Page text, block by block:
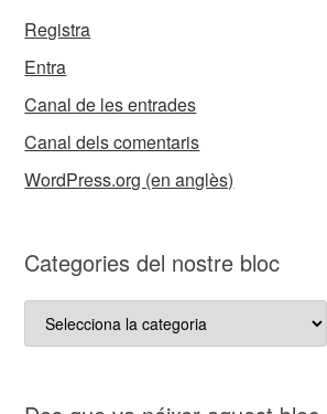
Registra
Entra
Canal de les entrades
Canal dels comentaris
WordPress.org (en anglès)
Categories del nostre bloc
Categories
del